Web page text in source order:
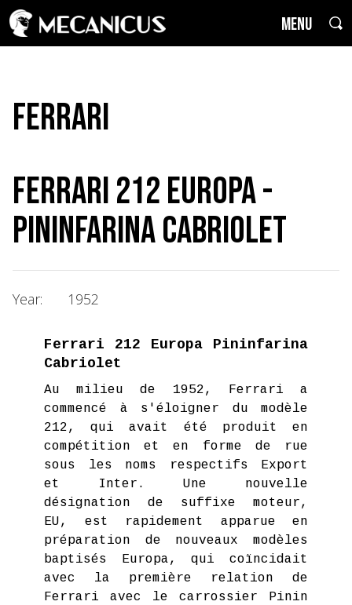
MENU
Ferrari
Ferrari 212 Europa -
Pininfarina Cabriolet
Year: 1952
Ferrari 212 Europa Pininfarina
Cabriolet
Au milieu de 1952, Ferrari a
commencé à s'éloigner du modèle
212, qui avait été produit en
compétition et en forme de rue
sous les noms respectifs Export
et Inter. Une nouvelle
désignation de suffixe moteur,
EU, est rapidement apparue en
préparation de nouveaux modèles
baptisés Europa, qui coïncidait
avec la première relation de
Ferrari avec le carrossier Pinin